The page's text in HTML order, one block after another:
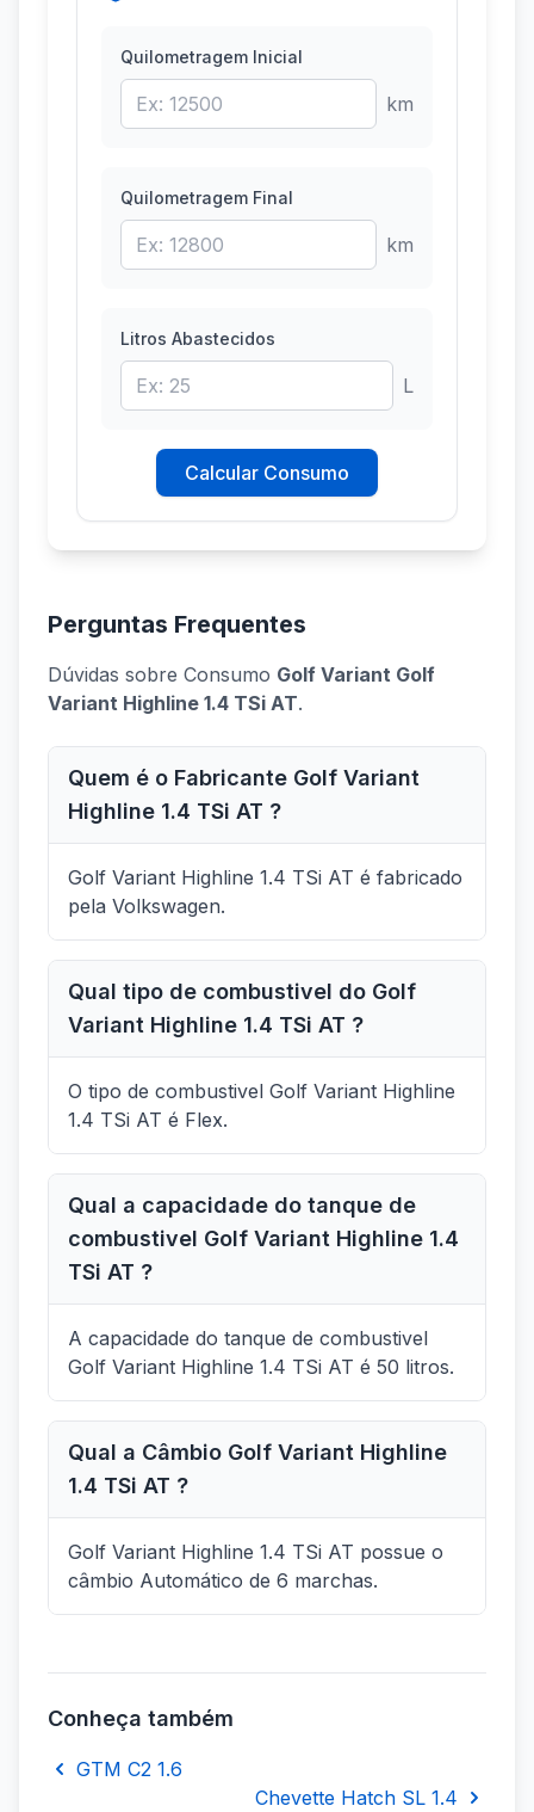
Quilometragem Inicial
km
Quilometragem Final
km
Litros Abastecidos
L
Calcular Consumo
Perguntas Frequentes
Dúvidas sobre Consumo Golf Variant Golf
Variant Highline 1.4 TSi AT.
Quem é o Fabricante Golf Variant
Highline 1.4 TSi AT ?
Golf Variant Highline 1.4 TSi AT é fabricado
pela Volkswagen.
Qual tipo de combustivel do Golf
Variant Highline 1.4 TSi AT ?
O tipo de combustivel Golf Variant Highline
1.4 TSi AT é Flex.
Qual a capacidade do tanque de
combustivel Golf Variant Highline 1.4
TSi AT ?
A capacidade do tanque de combustivel
Golf Variant Highline 1.4 TSi AT é 50 litros.
Qual a Câmbio Golf Variant Highline
1.4 TSi AT ?
Golf Variant Highline 1.4 TSi AT possue o
câmbio Automático de 6 marchas.
Conheça também
GTM C2 1.6
Chevette Hatch SL 1.4